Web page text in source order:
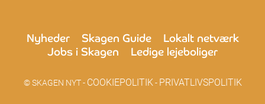
Nyheder Skagen Guide
Lokalt netværk
Jobs i Skagen
Ledige lejeboliger
© SKAGEN NYT - COOKIEPOLITIK- PRIVATLIVSPOLITIK